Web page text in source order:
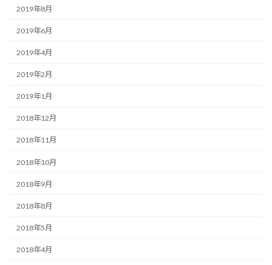
2019年8月
2019年6月
2019年4月
2019年2月
2019年1月
2018年12月
2018年11月
2018年10月
2018年9月
2018年8月
2018年5月
2018年4月